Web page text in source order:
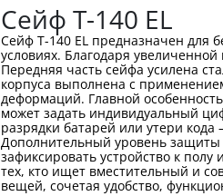
Сейф T-140 EL
Сейф T-140 EL предназначен для
условиях. Благодаря
Передняя часть сейфа усилена
корпуса выполнена с
деформаций. Главной
может задать индивидуальный
разрядки батарей или утери
Дополнительный уровень защиты
зафиксировать устройство к
тех, кто ищет вместительный и
вещей, сочетая удобство,